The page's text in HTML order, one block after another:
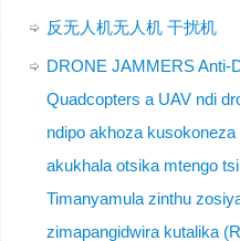
反无人机无人机 干扰机
DRONE JAMMERS Anti-
Quadcopters a UAV ndi
ndipo akhoza
akukhala otsika mtengo
Timanyamula zinthu
zimapangidwira kutalika